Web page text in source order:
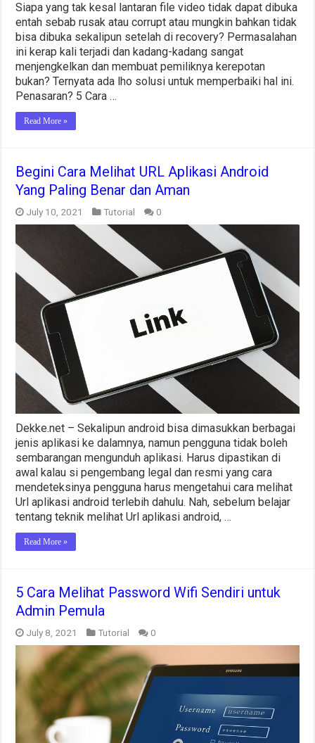
Siapa yang tak kesal lantaran file video tidak dapat dibuka
entah sebab rusak atau corrupt atau mungkin bahkan tidak
bisa dibuka sekalipun setelah di recovery? Permasalahan
ini kerap kali terjadi dan kadang-kadang sangat
menjengkelkan dan membuat pemiliknya kerepotan
bukan? Ternyata ada lho solusi untuk memperbaiki hal ini.
Penasaran? 5 Cara …
Read More »
Begini Cara Melihat URL Aplikasi Android
Yang Paling Benar dan Aman
July 10, 2021 Tutorial 0
Dekke.net – Sekalipun android bisa dimasukkan berbagai
jenis aplikasi ke dalamnya, namun pengguna tidak boleh
sembarangan mengunduh aplikasi. Harus dipastikan di
awal kalau si pengembang legal dan resmi yang cara
mendeteksinya pengguna harus mengetahui cara melihat
Url aplikasi android terlebih dahulu. Nah, sebelum belajar
tentang teknik melihat Url aplikasi android, …
Read More »
5 Cara Melihat Password Wifi Sendiri untuk
Admin Pemula
July 8, 2021 Tutorial 0